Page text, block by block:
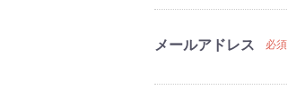
メールアドレス 必須